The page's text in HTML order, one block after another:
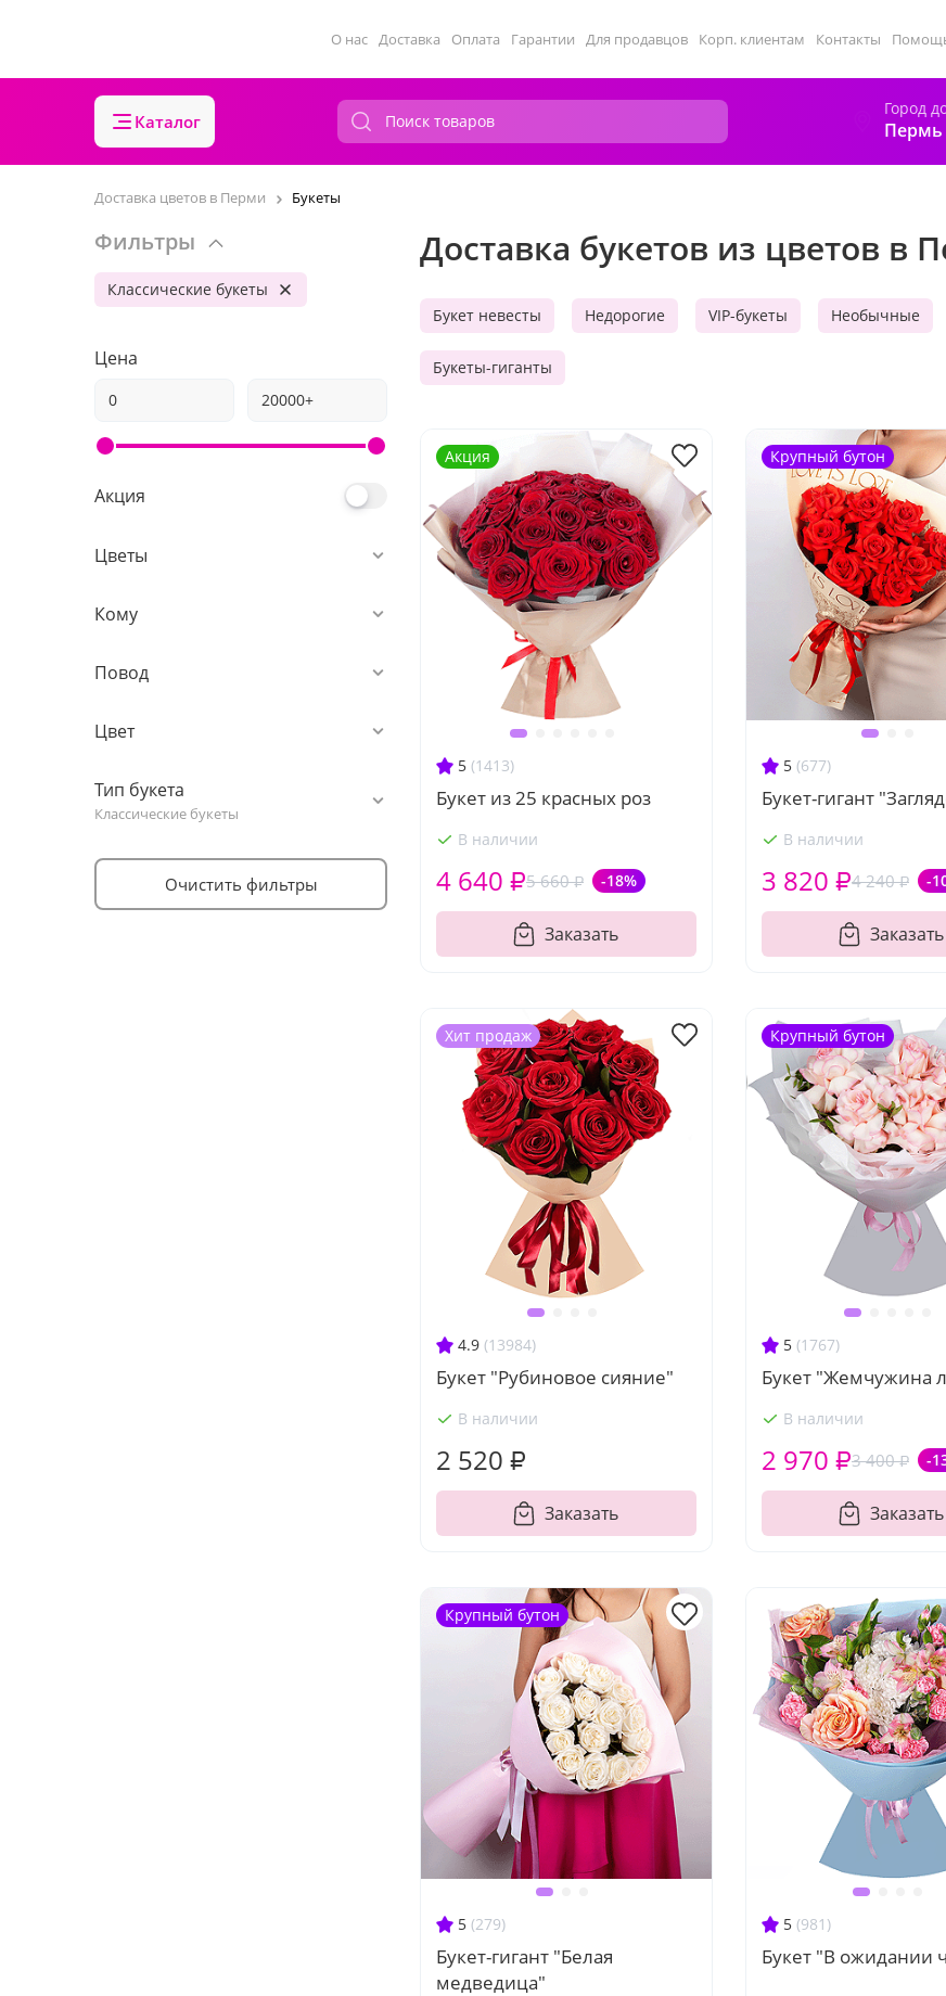
О нас Доставка Оплата Гарантии Для продавцов Корп. клиентам Контакты
Каталог
Город
Пермь
Доставка цветов в Перми Букеты
Фильтры
Классические букеты
Цена
Акция
Цветы
Кому
Повод
Цвет
Тип букета
Классические букеты
Очистить фильтры
Доставка букетов из цветов в
Букет невесты Недорогие VIP-букеты Необычные
Букеты-гиганты
5 (1413)
Букет из 25 красных роз
В наличии
5 660 ₽ -18%
4 640 ₽
Заказать
Акция
5 (677)
Букет-гигант
В наличии
4 240 ₽ -
3 820 ₽
Заказать
Крупный бутон
4.9 (13984)
Букет "Рубиновое сияние"
В наличии
2 520 ₽
Заказать
Хит продаж
5 (1767)
Букет "Жемчужина
В наличии
3 400 ₽ -
2 970 ₽
Заказать
Крупный бутон
5 (279)
Букет-гигант "Белая
медведица"
Крупный бутон
5 (981)
Букет "В ожидании